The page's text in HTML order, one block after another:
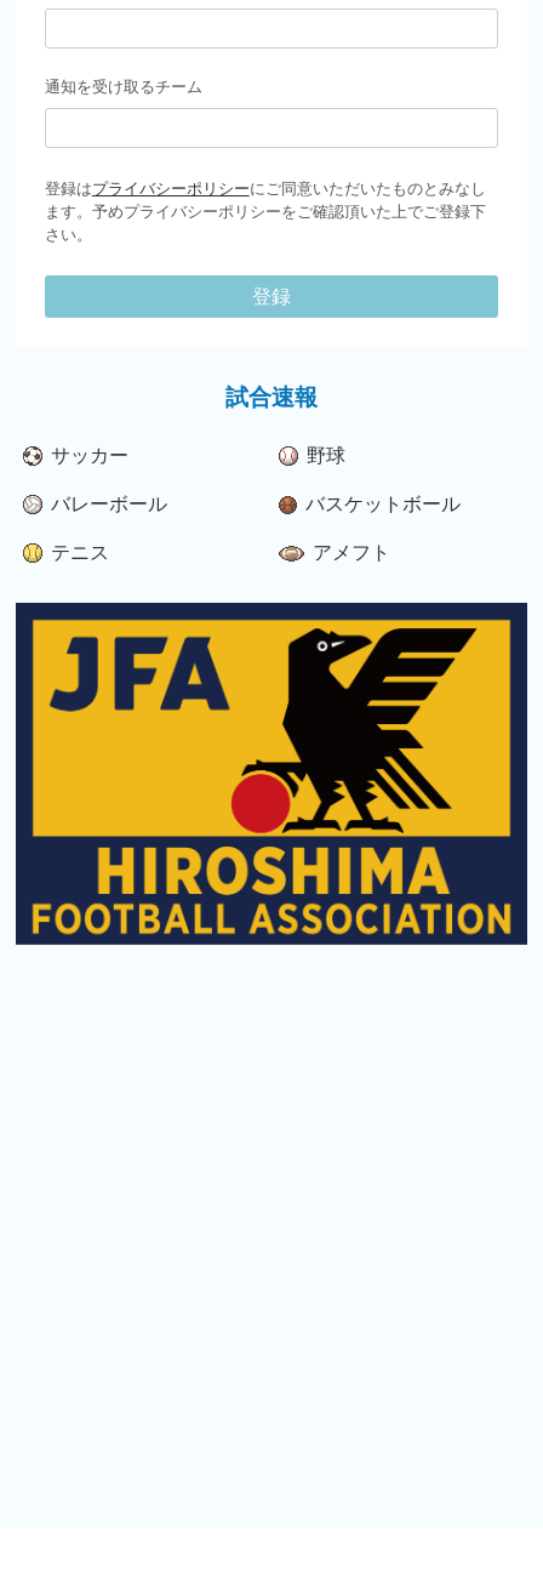
通知を受け取るチーム
登録はプライバシーポリシーにご同意いただいたものとみなし
ます。予めプライバシーポリシーをご確認頂いた上でご登録下
さい。
登録
試合速報
サッカー 野球
バレーボール バスケットボール
テニス アメフト